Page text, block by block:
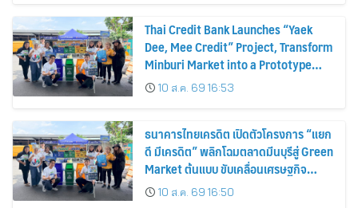
Thai Credit Bank Launches “Yaek
Dee, Mee Credit” Project, Transform
Minburi Market into a Prototype
Green Market, Driving the Circular
Economy and Turning Waste into
Extra Income for Vendors
10 ส.ค. 69 16:53
ธนาคารไทยเครดิต เปิดตัวโครงการ “แยก
ดี มีเครดิต” พลิกโฉมตลาดมีนบุรีสู่ Green
Market ต้นแบบ ขับเคลื่อนเศรษฐกิจ
หมุนเวียน พลิกขยะสร้างรายได้เสริมให้ผู้
ค้า
10 ส.ค. 69 16:50